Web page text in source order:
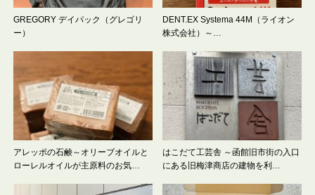
GREGORY デイパック（グレゴリ
ー）
DENT.EX Systema 44M（ライオン
株式会社）～…
アレッポの石鹸～オリーブオイルと
ローレルオイルが主原料のお気…
はこだて工芸舎 ～函館旧市街の入口
にある旧梅津商店の建物を利…